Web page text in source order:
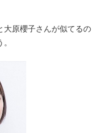
大原櫻子さんが似てるの